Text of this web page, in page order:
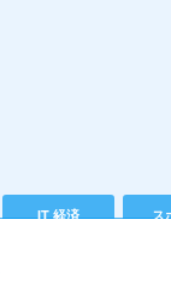
IT 経済 ス